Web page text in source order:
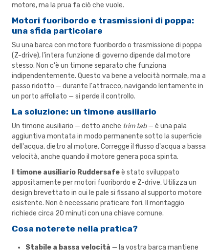
motore, ma la prua fa ciò che vuole.
Motori fuoribordo e trasmissioni di poppa:
una sfida particolare
Su una barca con motore fuoribordo o trasmissione di poppa
(Z-drive), l'intera funzione di governo dipende dal motore
stesso. Non c'è un timone separato che funziona
indipendentemente. Questo va bene a velocità normale, ma a
passo ridotto — durante l'attracco, navigando lentamente in
un porto affollato — si perde il controllo.
La soluzione: un timone ausiliario
Un timone ausiliario — detto anche trim tab— è una pala
aggiuntiva montata in modo permanente sotto la superficie
dell'acqua, dietro al motore. Corregge il flusso d'acqua a bassa
velocità, anche quando il motore genera poca spinta.
timone ausiliario Ruddersafeè stato sviluppato
appositamente per motori fuoribordo e Z-drive. Utilizza un
design brevettato in cui le pale si fissano al supporto motore
esistente. Non è necessario praticare fori. Il montaggio
richiede circa 20 minuti con una chiave comune.
Cosa noterete nella pratica?
Stabile a bassa velocità — la vostra barca mantiene